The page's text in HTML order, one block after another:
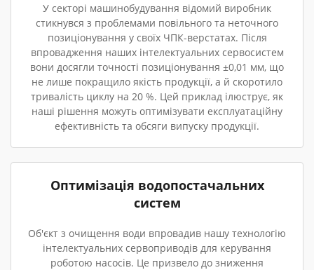
У секторі машинобудування відомий виробник
стикнувся з проблемами повільного та неточного
позиціонування у своїх ЧПК-верстатах. Після
впровадження наших інтелектуальних сервосистем
вони досягли точності позиціонування ±0,01 мм, що
не лише покращило якість продукції, а й скоротило
тривалість циклу на 20 %. Цей приклад ілюструє, як
наші рішення можуть оптимізувати експлуатаційну
ефективність та обсяги випуску продукції.
Оптимізація водопостачальних
систем
Об'єкт з очищення води впровадив нашу технологію
інтелектуальних сервоприводів для керування
роботою насосів. Це призвело до зниження